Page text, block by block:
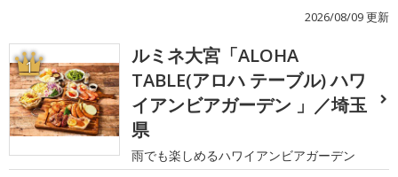
2026/08/09 更新
1
ルミネ大宮「ALOHA
TABLE(アロハ テーブル) ハワ
イアンビアガーデン 」／埼玉
県
雨でも楽しめるハワイアンビアガーデン